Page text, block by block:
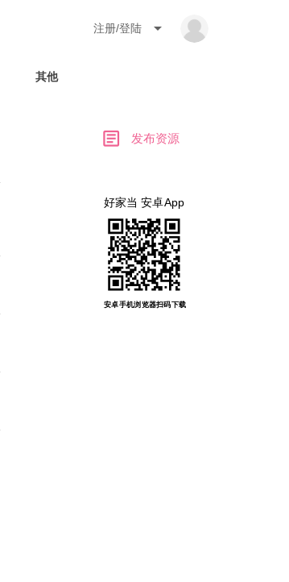
注册/登陆 arrow_drop_down
其他
article 发布资源
好家当 安卓App
安卓手机浏览器扫码下载